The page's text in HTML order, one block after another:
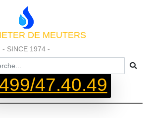
DE MEUTERS
- SINCE 1974 -
47.40.49